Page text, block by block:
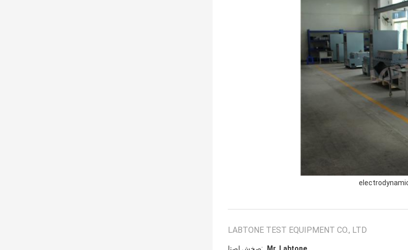
LABTONE TEST EQUIPMENT CO., LTD